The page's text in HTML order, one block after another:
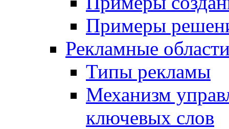
Примеры
Рекламные
Типы рекламы
Механизм
ключевых слов